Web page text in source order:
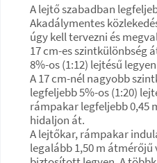
A lejtő szabadban
Akadálymentes
úgy kell tervezni és
17 cm-es szintkülönbség
8%-os (1:12) lejtésű
A 17 cm-nél nagyobb
legfeljebb 5%-os (1:20)
rámpakar legfeljebb 0,45
hidaljon át.
A lejtőkar, rámpakar
legalább 1,50 m